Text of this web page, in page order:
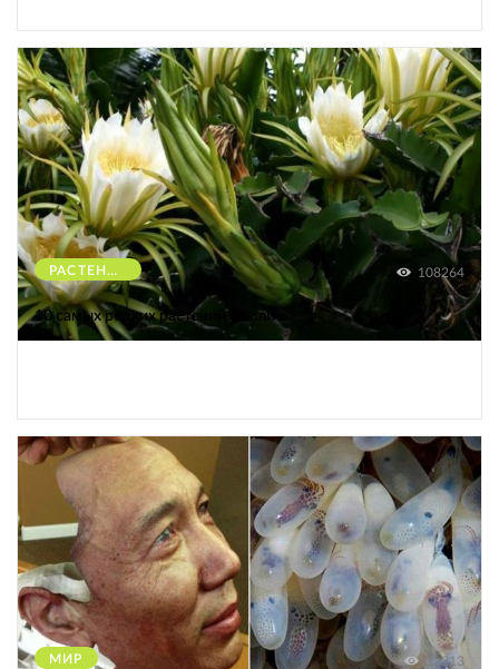
РАСТЕНИЯ 108264
10 самых редких растений Земли
МИР 12213